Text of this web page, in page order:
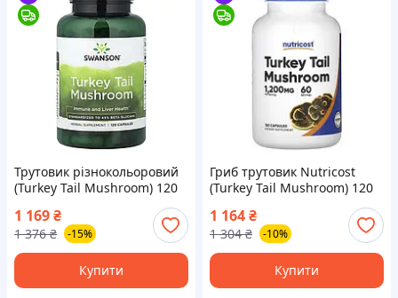
Трутовик різнокольоровий
(Turkey Tail Mushroom) 120
1 169₴
1 376 ₴ -15%
Купити
Гриб трутовик Nutricost
(Turkey Tail Mushroom) 120
1 164₴
1 304 ₴ -10%
Купити